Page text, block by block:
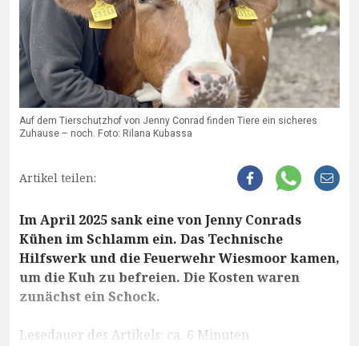
Auf dem Tierschutzhof von Jenny Conrad finden Tiere ein sicheres
Zuhause – noch. Foto: Rilana Kubassa
Artikel teilen:
Im April 2025 sank eine von Jenny Conrads
Kühen im Schlamm ein. Das Technische
Hilfswerk und die Feuerwehr Wiesmoor kamen,
um die Kuh zu befreien. Die Kosten waren
zunächst ein Schock.
Lesedauer des Artikels: ca. 6 Minuten